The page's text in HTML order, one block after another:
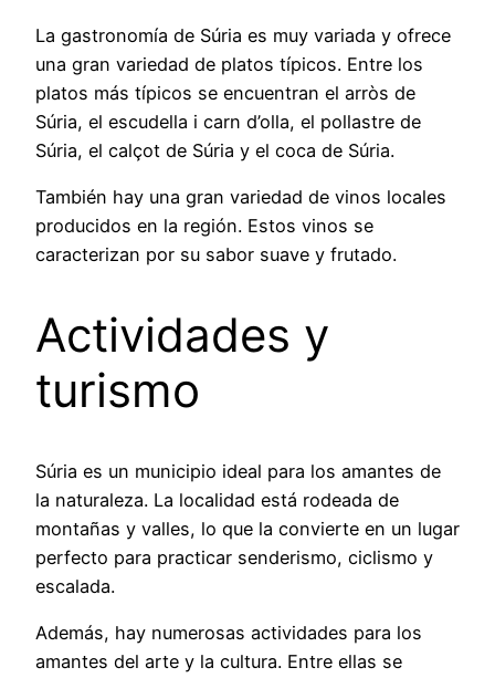
La gastronomía de Súria es muy variada y ofrece
una gran variedad de platos típicos. Entre los
platos más típicos se encuentran el arròs de
Súria, el escudella i carn d’olla, el pollastre de
Súria, el calçot de Súria y el coca de Súria.
También hay una gran variedad de vinos locales
producidos en la región. Estos vinos se
caracterizan por su sabor suave y frutado.
Actividades y
turismo
Súria es un municipio ideal para los amantes de
la naturaleza. La localidad está rodeada de
montañas y valles, lo que la convierte en un lugar
perfecto para practicar senderismo, ciclismo y
escalada.
Además, hay numerosas actividades para los
amantes del arte y la cultura. Entre ellas se